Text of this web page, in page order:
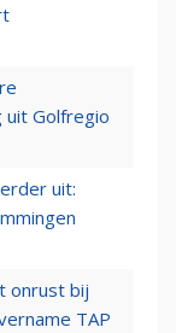
uit Golfregio
uit:
onrust bij
TAP